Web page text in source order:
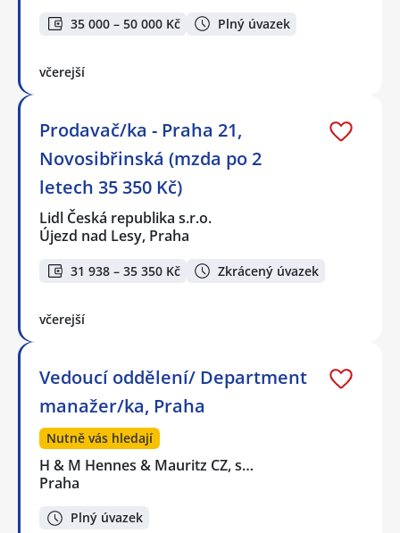
35 000 – 50 000 Kč Plný úvazek
včerejší
Prodavač/ka - Praha 21,
Novosibřinská (mzda po 2
letech 35 350 Kč)
Lidl Česká republika s.r.o.
Újezd nad Lesy, Praha
31 938 – 35 350 Kč Zkrácený úvazek
včerejší
Vedoucí oddělení/ Department
manažer/ka, Praha
Nutně vás hledají
H & M Hennes & Mauritz CZ, s…
Praha
Plný úvazek